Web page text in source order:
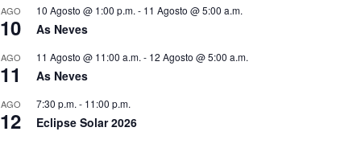
AGO
10
10 Agosto @ 1:00 p.m. - 11 Agosto @ 5:00 a.m.
As Neves
AGO
11
11 Agosto @ 11:00 a.m. - 12 Agosto @ 5:00 a.m.
As Neves
AGO
12
7:30 p.m. - 11:00 p.m.
Eclipse Solar 2026